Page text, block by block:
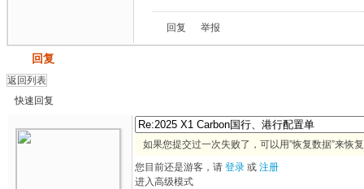
回复 举报
回复
返回列表
快速回复
如果您提交过一次失败了，可以用”恢复数据”来恢
您目前还是游客，请 登录 或 注册
进入高级模式